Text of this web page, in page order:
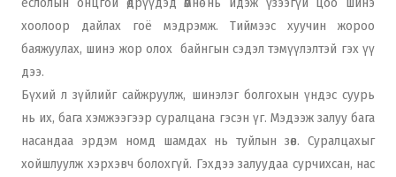
хоолоор дайлах гоё мэдрэмж. Тиймээс хуучин жороо
баяжуулах, шинэ жор олох байнгын сэдэл тэмүүлэлтэй гэх үү
дээ.
Бүхий л зүйлийг сайжруулж, шинэлэг болгохын үндэс суурь
нь их, бага хэмжээгээр суралцана гэсэн үг. Мэдээж залуу бага
насандаа эрдэм номд шамдах нь туйлын зөв. Суралцахыг
хойшлуулж хэрхэвч болохгүй. Гэхдээ залуудаа сурчихсан, нас